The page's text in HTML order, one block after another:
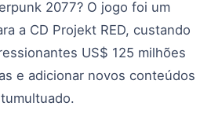
2077? O jogo foi um
a CD Projekt RED, custando
US$ 125 milhões
e adicionar novos conteúdos